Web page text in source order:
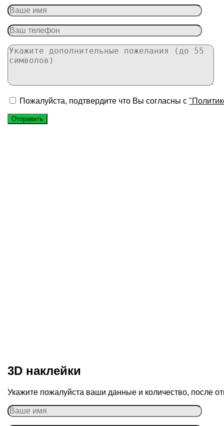
Пожалуйста, подтвердите что Вы согласны с
3D наклейки
Укажите пожалуйста ваши данные и количество, после